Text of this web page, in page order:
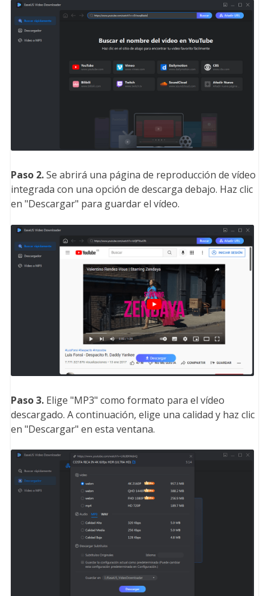
Paso 2.Se abrirá una página de reproducción de vídeo
integrada con una opción de descarga debajo. Haz clic
en "Descargar" para guardar el vídeo.
Paso 3. Elige "MP3" como formato para el vídeo
descargado. A continuación, elige una calidad y haz clic
en "Descargar" en esta ventana.